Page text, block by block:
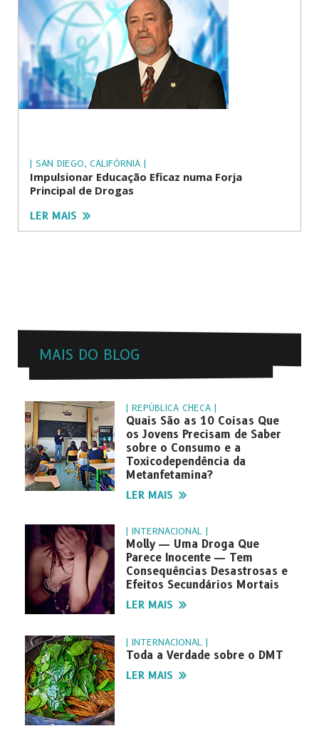
| SAN DIEGO, CALIFÓRNIA |
Impulsionar Educação Eficaz numa Forja
Principal de Drogas
LER MAIS
MAIS DO BLOG
| REPÚBLICA CHECA |
Quais São as 10 Coisas Que
os Jovens Precisam de Saber
sobre o Consumo e a
Toxicodependência da
Metanfetamina?
LER MAIS
| INTERNACIONAL |
Molly — Uma Droga Que
Parece Inocente — Tem
Consequências Desastrosas e
Efeitos Secundários Mortais
LER MAIS
| INTERNACIONAL |
Toda a Verdade sobre o DMT
LER MAIS